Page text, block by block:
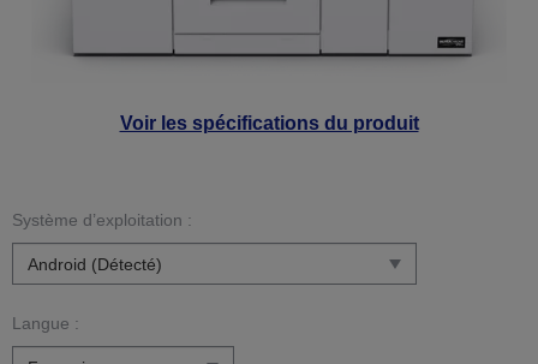
Voir les spécifications du produit
Système d’exploitation :
Langue :